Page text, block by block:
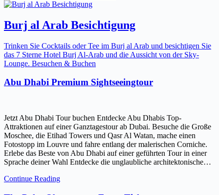
Burj al Arab Besichtigung
Trinken Sie Cocktails oder Tee im Burj al Arab und besichtigen Sie
das 7 Sterne Hotel Burj Al-Arab und die Aussicht von der Sky-
Lounge. Besuchen & Buchen
Abu Dhabi Premium Sightseeingtour
Jetzt Abu Dhabi Tour buchen Entdecke Abu Dhabis Top-
Attraktionen auf einer Ganztagestour ab Dubai. Besuche die Große
Moschee, die Etihad Towers und Qasr Al Watan, mache einen
Fotostopp im Louvre und fahre entlang der malerischen Corniche.
Erlebe das Beste von Abu Dhabi auf einer geführten Tour in einer
Sprache deiner Wahl Entdecke die unglaubliche architektonische…
Continue Reading